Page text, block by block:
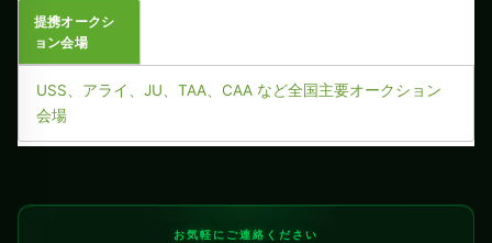
提携オークシ
ョン会場
USS、アライ、JU、TAA、CAA など全国主要オークション
会場
お気軽にご連絡ください